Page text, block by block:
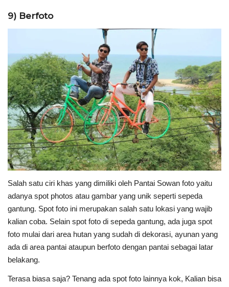
9) Berfoto
Salah satu ciri khas yang dimiliki oleh Pantai Sowan foto yaitu
adanya spot photos atau gambar yang unik seperti sepeda
gantung. Spot foto ini merupakan salah satu lokasi yang wajib
kalian coba. Selain spot foto di sepeda gantung, ada juga spot
foto mulai dari area hutan yang sudah di dekorasi, ayunan yang
ada di area pantai ataupun berfoto dengan pantai sebagai latar
belakang.
Terasa biasa saja? Tenang ada spot foto lainnya kok, Kalian bisa